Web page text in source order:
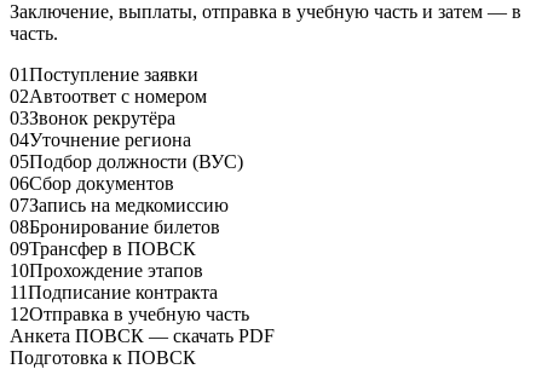
Заключение, выплаты, отправка в учебную часть и затем — в
часть.
01Поступление заявки
02Автоответ с номером
03Звонок рекрутёра
04Уточнение региона
05Подбор должности (ВУС)
06Сбор документов
07Запись на медкомиссию
08Бронирование билетов
09Трансфер в ПОВСК
10Прохождение этапов
11Подписание контракта
12Отправка в учебную часть
Анкета ПОВСК — скачать PDF
Подготовка к ПОВСК